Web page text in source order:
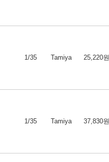
1/35 Tamiya 25,220원
1/35 Tamiya 37,830원